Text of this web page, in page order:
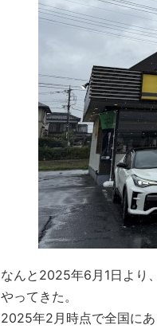
なんと2025年6月1日より
やってきた。
2025年2月時点で全国に